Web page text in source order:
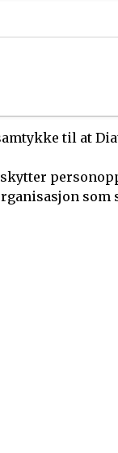
til at